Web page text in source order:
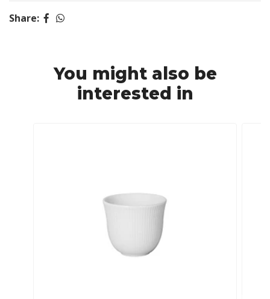
Share:
You might also be
interested in